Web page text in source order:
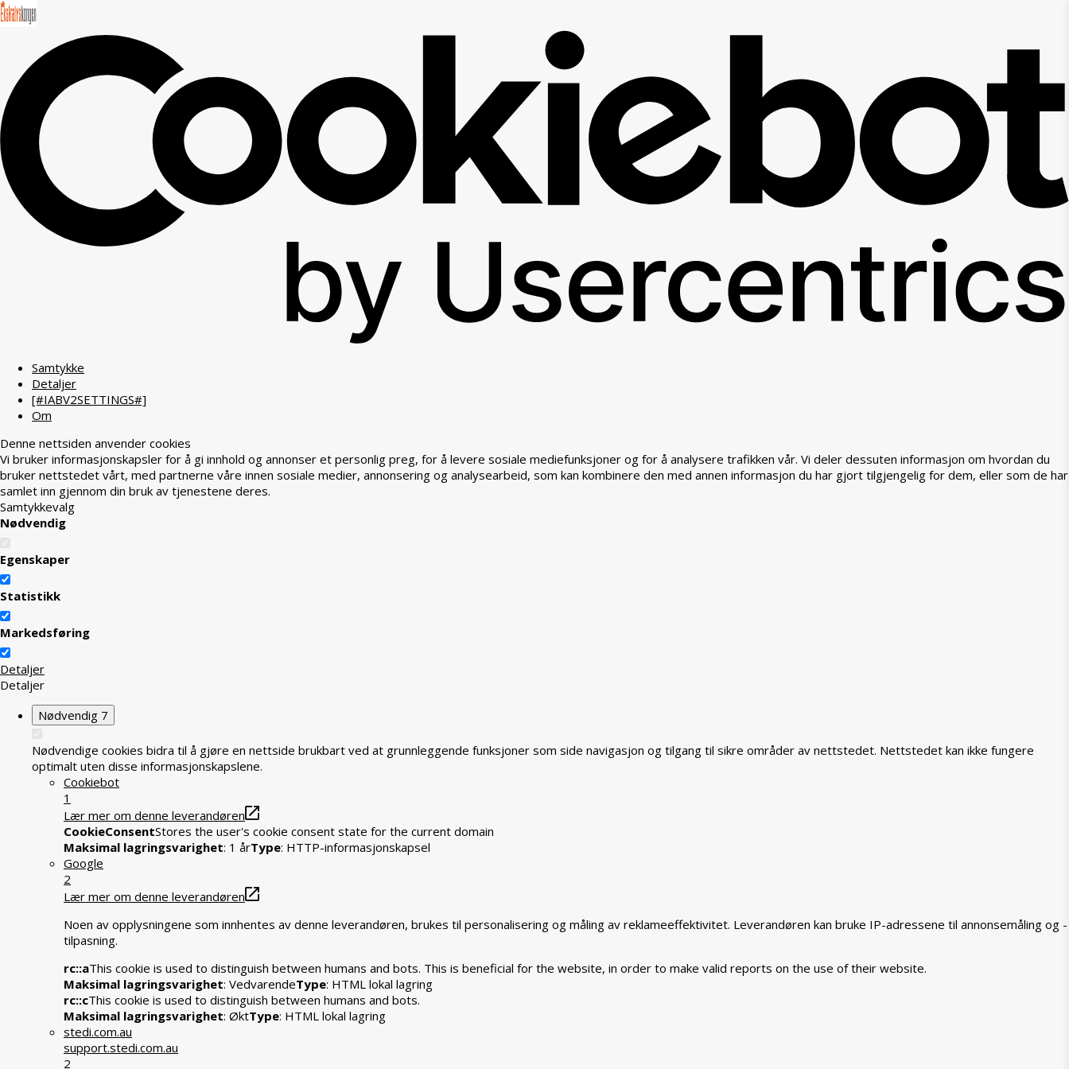
Samtykke
Detaljer
[#IABV2SETTINGS#]
Om
Denne nettsiden anvender cookies
Vi bruker informasjonskapsler for å gi innhold og annonser et personlig preg, for å levere sosiale mediefunksjoner og for å analysere trafikken vår. Vi deler dessuten informasjon om hvordan du
bruker nettstedet vårt, med partnerne våre innen sosiale medier, annonsering og analysearbeid, som kan kombinere den med annen informasjon du har gjort tilgjengelig for dem, eller som de har
samlet inn gjennom din bruk av tjenestene deres.
Samtykkevalg
Nødvendig
Egenskaper
Statistikk
Markedsføring
Detaljer
Detaljer
Nødvendig 7
Nødvendige cookies bidra til å gjøre en nettside brukbart ved at grunnleggende funksjoner som side navigasjon og tilgang til sikre områder av nettstedet. Nettstedet kan ikke fungere
optimalt uten disse informasjonskapslene.
Cookiebot
1
Lær mer om denne leverandøren
CookieConsentStores the user's cookie consent state for the current domain
Maksimal lagringsvarighet: 1 årType: HTTP-informasjonskapsel
Google
2
Lær mer om denne leverandøren
Noen av opplysningene som innhentes av denne leverandøren, brukes til personalisering og måling av reklameeffektivitet. Leverandøren kan bruke IP-adressene til annonsemåling og -
tilpasning.
rc::aThis cookie is used to distinguish between humans and bots. This is beneficial for the website, in order to make valid reports on the use of their website.
Maksimal lagringsvarighet: VedvarendeType: HTML lokal lagring
rc::cThis cookie is used to distinguish between humans and bots.
Maksimal lagringsvarighet: ØktType: HTML lokal lagring
stedi.com.au
support.stedi.com.au
2